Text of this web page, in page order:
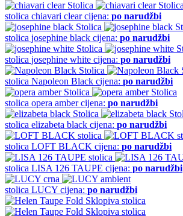
stolica chiavari clear cijena: po narudžbi
stolica josephine black cijena: po narudžbi
stolica josephine white cijena: po narudžbi
stolica Napoleon Black cijena: po narudžbi
stolica opera amber cijena: po narudžbi
stolica elizabeta black cijena: po narudžbi
stolica LOFT BLACK cijena: po narudžbi
stolica LISA 126 TAUPE cijena: po narudžbi
stolica LUCY cijena: po narudžbi